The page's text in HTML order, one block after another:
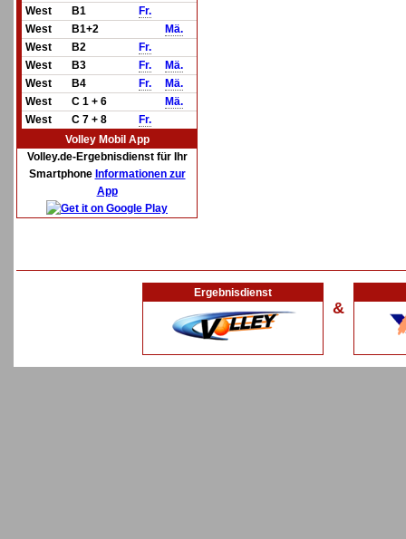
West
B1
Fr.
West
B1+2
Mä.
West
B2
Fr.
West
B3 Fr.
Mä.
West
B4 Fr.
Mä.
West
C 1 + 6
Mä.
West
C 7 + 8
Fr.
Volley Mobil App
Volley.de-Ergebnisdienst für Ihr
Smartphone Informationen zur
App
Ergebnisdienst
&